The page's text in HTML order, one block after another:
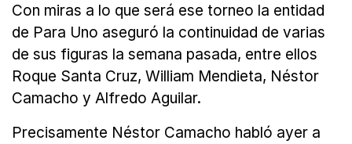
Con miras a lo que será ese torneo la entidad
de Para Uno aseguró la continuidad de varias
de sus figuras la semana pasada, entre ellos
Roque Santa Cruz, William Mendieta, Néstor
Camacho y Alfredo Aguilar.
Precisamente Néstor Camacho habló ayer a